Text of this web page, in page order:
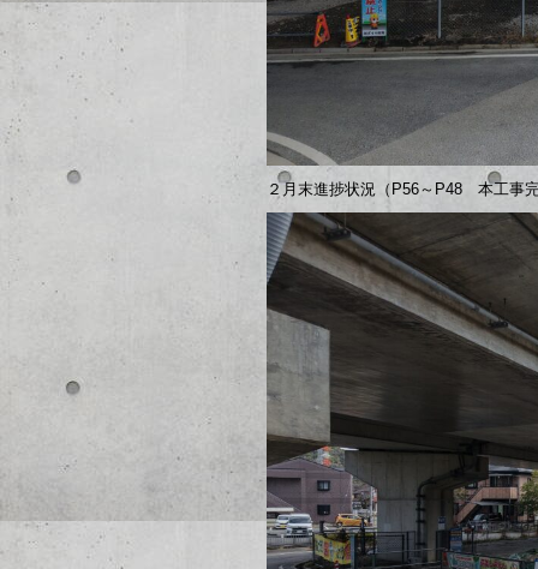
２月末進捗状況（P56～P48 本工事